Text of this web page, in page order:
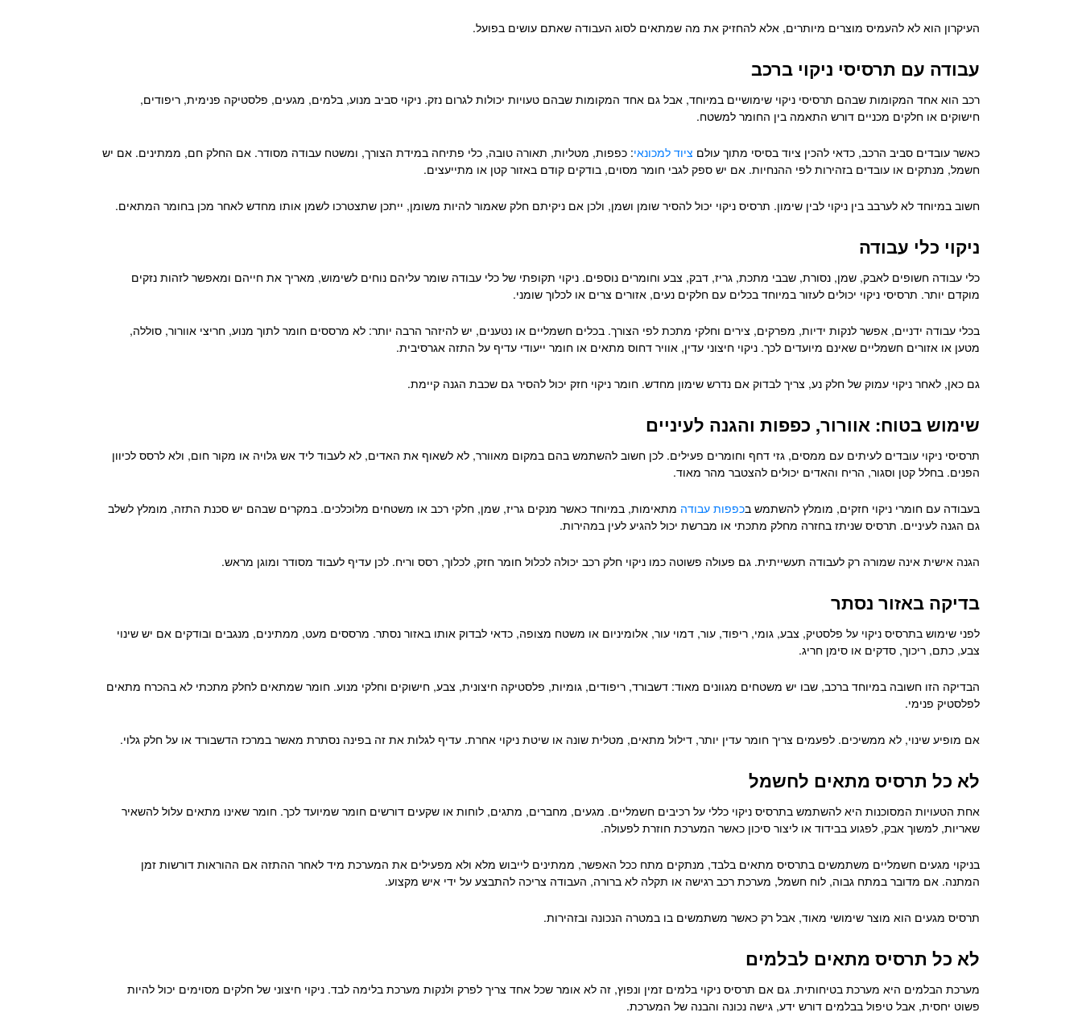
העיקרון הוא לא להעמיס מוצרים מיותרים, אלא להחזיק את מה שמתאים לסוג העבודה שאתם עושים בפועל.
עבודה עם תרסיסי ניקוי ברכב
רכב הוא אחד המקומות שבהם תרסיסי ניקוי שימושיים במיוחד, אבל גם אחד המקומות שבהם טעויות יכולות לגרום נזק. ניקוי סביב מנוע, בלמים, מגעים, פלסטיקה פנימית, ריפודים,
חישוקים או חלקים מכניים דורש התאמה בין החומר למשטח.
כאשר עובדים סביב הרכב, כדאי להכין ציוד בסיסי מתוך עולם ציוד למכונאי: כפפות, מטליות, תאורה טובה, כלי פתיחה במידת הצורך, ומשטח עבודה מסודר. אם החלק חם, ממתינים. אם יש
חשמל, מנתקים או עובדים בזהירות לפי ההנחיות. אם יש ספק לגבי חומר מסוים, בודקים קודם באזור קטן או מתייעצים.
חשוב במיוחד לא לערבב בין ניקוי לבין שימון. תרסיס ניקוי יכול להסיר שומן ושמן, ולכן אם ניקיתם חלק שאמור להיות משומן, ייתכן שתצטרכו לשמן אותו מחדש לאחר מכן בחומר המתאים.
ניקוי כלי עבודה
כלי עבודה חשופים לאבק, שמן, נסורת, שבבי מתכת, גריז, דבק, צבע וחומרים נוספים. ניקוי תקופתי של כלי עבודה שומר עליהם נוחים לשימוש, מאריך את חייהם ומאפשר לזהות נזקים
מוקדם יותר. תרסיסי ניקוי יכולים לעזור במיוחד בכלים עם חלקים נעים, אזורים צרים או לכלוך שומני.
בכלי עבודה ידניים, אפשר לנקות ידיות, מפרקים, צירים וחלקי מתכת לפי הצורך. בכלים חשמליים או נטענים, יש להיזהר הרבה יותר: לא מרססים חומר לתוך מנוע, חריצי אוורור, סוללה,
מטען או אזורים חשמליים שאינם מיועדים לכך. ניקוי חיצוני עדין, אוויר דחוס מתאים או חומר ייעודי עדיף על התזה אגרסיבית.
גם כאן, לאחר ניקוי עמוק של חלק נע, צריך לבדוק אם נדרש שימון מחדש. חומר ניקוי חזק יכול להסיר גם שכבת הגנה קיימת.
שימוש בטוח: אוורור, כפפות והגנה לעיניים
תרסיסי ניקוי עובדים לעיתים עם ממסים, גזי דחף וחומרים פעילים. לכן חשוב להשתמש בהם במקום מאוורר, לא לשאוף את האדים, לא לעבוד ליד אש גלויה או מקור חום, ולא לרסס לכיוון
הפנים. בחלל קטן וסגור, הריח והאדים יכולים להצטבר מהר מאוד.
בעבודה עם חומרי ניקוי חזקים, מומלץ להשתמש בכפפות עבודה מתאימות, במיוחד כאשר מנקים גריז, שמן, חלקי רכב או משטחים מלוכלכים. במקרים שבהם יש סכנת התזה, מומלץ לשלב
גם הגנה לעיניים. תרסיס שניתז בחזרה מחלק מתכתי או מברשת יכול להגיע לעין במהירות.
הגנה אישית אינה שמורה רק לעבודה תעשייתית. גם פעולה פשוטה כמו ניקוי חלק רכב יכולה לכלול חומר חזק, לכלוך, רסס וריח. לכן עדיף לעבוד מסודר ומוגן מראש.
בדיקה באזור נסתר
לפני שימוש בתרסיס ניקוי על פלסטיק, צבע, גומי, ריפוד, עור, דמוי עור, אלומיניום או משטח מצופה, כדאי לבדוק אותו באזור נסתר. מרססים מעט, ממתינים, מנגבים ובודקים אם יש שינוי
צבע, כתם, ריכוך, סדקים או סימן חריג.
הבדיקה הזו חשובה במיוחד ברכב, שבו יש משטחים מגוונים מאוד: דשבורד, ריפודים, גומיות, פלסטיקה חיצונית, צבע, חישוקים וחלקי מנוע. חומר שמתאים לחלק מתכתי לא בהכרח מתאים
לפלסטיק פנימי.
אם מופיע שינוי, לא ממשיכים. לפעמים צריך חומר עדין יותר, דילול מתאים, מטלית שונה או שיטת ניקוי אחרת. עדיף לגלות את זה בפינה נסתרת מאשר במרכז הדשבורד או על חלק גלוי.
לא כל תרסיס מתאים לחשמל
אחת הטעויות המסוכנות היא להשתמש בתרסיס ניקוי כללי על רכיבים חשמליים. מגעים, מחברים, מתגים, לוחות או שקעים דורשים חומר שמיועד לכך. חומר שאינו מתאים עלול להשאיר
שאריות, למשוך אבק, לפגוע בבידוד או ליצור סיכון כאשר המערכת חוזרת לפעולה.
בניקוי מגעים חשמליים משתמשים בתרסיס מתאים בלבד, מנתקים מתח ככל האפשר, ממתינים לייבוש מלא ולא מפעילים את המערכת מיד לאחר ההתזה אם ההוראות דורשות זמן
המתנה. אם מדובר במתח גבוה, לוח חשמל, מערכת רכב רגישה או תקלה לא ברורה, העבודה צריכה להתבצע על ידי איש מקצוע.
תרסיס מגעים הוא מוצר שימושי מאוד, אבל רק כאשר משתמשים בו במטרה הנכונה ובזהירות.
לא כל תרסיס מתאים לבלמים
מערכת הבלמים היא מערכת בטיחותית. גם אם תרסיס ניקוי בלמים זמין ונפוץ, זה לא אומר שכל אחד צריך לפרק ולנקות מערכת בלימה לבד. ניקוי חיצוני של חלקים מסוימים יכול להיות
פשוט יחסית, אבל טיפול בבלמים דורש ידע, גישה נכונה והבנה של המערכת.